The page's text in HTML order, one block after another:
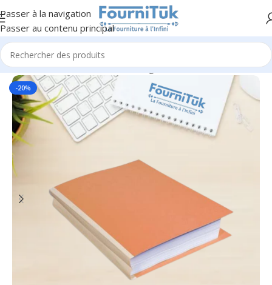
Passer à la navigation
Passer au contenu principal
Accueil/Fourniture de Bureau/Rangement & Classement
-20%